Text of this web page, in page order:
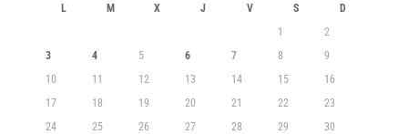
L M X J V S
D
1
2
3
4 5 6 7 8
9
10
11 12 13 14 15
16
17
18 19 20 21 22
23
24
25 26 27 28 29
30